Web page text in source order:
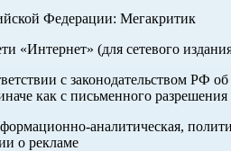
Федерации: Мегакритик
«Интернет» (для сетевого
с законодательством
как с письменного разрешения
аналитическая,
о рекламе